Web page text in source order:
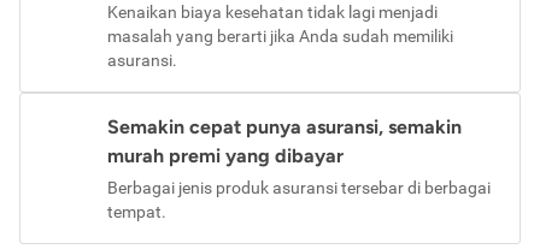
Kenaikan biaya kesehatan tidak lagi menjadi
masalah yang berarti jika Anda sudah memiliki
asuransi.
Semakin cepat punya asuransi, semakin
murah premi yang dibayar
Berbagai jenis produk asuransi tersebar di berbagai
tempat.